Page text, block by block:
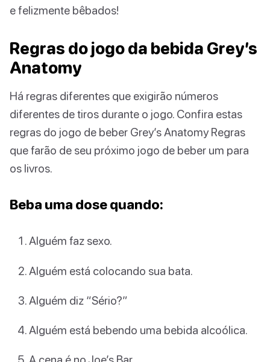
e felizmente bêbados!
Regras do jogo da bebida Grey’s
Anatomy
Há regras diferentes que exigirão números
diferentes de tiros durante o jogo. Confira estas
regras do jogo de beber Grey’s Anatomy Regras
que farão de seu próximo jogo de beber um para
os livros.
Beba uma dose quando:
Alguém faz sexo.
Alguém está colocando sua bata.
Alguém diz “Sério?”
Alguém está bebendo uma bebida alcoólica.